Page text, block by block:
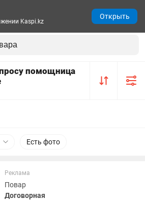
помощница
Есть фото
Реклама
Повар
Договорная
Kaspi.kz
Открыть